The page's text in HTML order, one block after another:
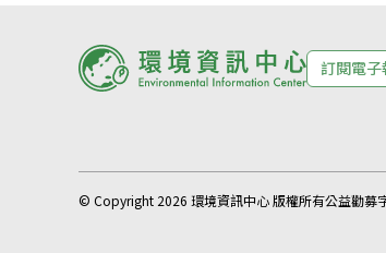
訂閱電子
© Copyright 2026 環境資訊中心 版權所有公益勸募